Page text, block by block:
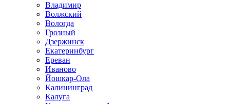
Владимир
Волжский
Вологда
Грозный
Дзержинск
Екатеринбург
Ереван
Иваново
Йошкар-Ола
Калининград
Калуга